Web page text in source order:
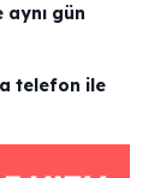
gün
telefon ile